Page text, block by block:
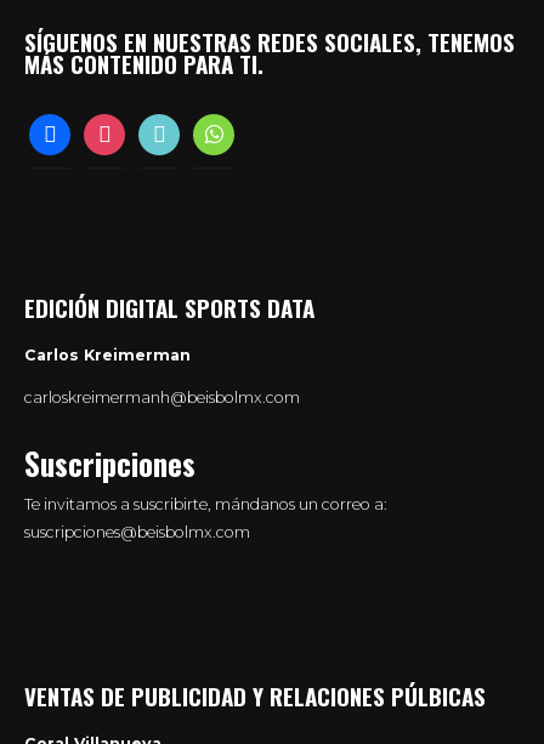
SÍGUENOS EN NUESTRAS REDES SOCIALES, TENEMOS
MÁS CONTENIDO PARA TI.
facebookinstagramtiktok whatsapp
EDICIÓN DIGITAL SPORTS DATA
Carlos Kreimerman
carloskreimermanh@beisbolmx.com
Suscripciones
Te invitamos a suscribirte, mándanos un correo a:
suscripciones@beisbolmx.com
VENTAS DE PUBLICIDAD Y RELACIONES PÚLBICAS